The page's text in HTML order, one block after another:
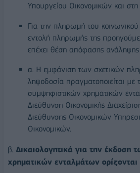
Υπουργείου Οικονομικών και στη
Για την πληρωμή του κοινωνικού
εντολή πληρωμής της
επέχει θέση απόφασης
α. Η εμφάνιση των σχετικών
ληψοδοσία πραγματοποιείται με
συμψηφιστικών χρηματικών
Διεύθυνση Οικονομικής
Διεύθυνσης Οικονομικών
Οικονομικών.
β. Δικαιολογητικά για την έκδοση
χρηματικών ενταλμάτων